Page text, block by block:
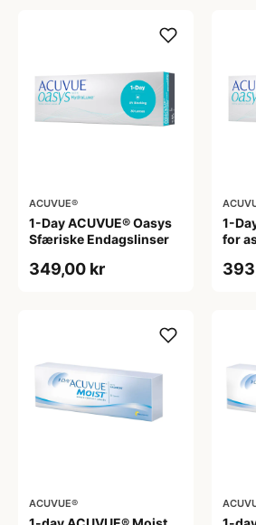
ACUVUE®
1-Day ACUVUE® Oasys
Sfæriske Endagslinser
349,00 kr
1-
for
ACUVUE®